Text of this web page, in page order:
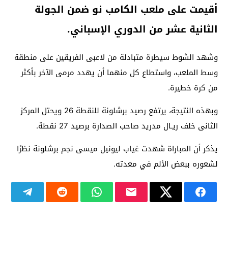
أقيمت على ملعب الكامب نو ضمن الجولة
الثانية عشر من الدوري الإسباني.
وشهد الشوط سيطرة متبادلة من لاعبى الفريقين على منطقة
وسط الملعب، واستطاع كل منهما أن يهدد مرمى الآخر بأكثر
من كرة خطيرة.
وبهذه النتيجة، يرتفع رصيد برشلونة للنقطة 26 ويحتل المركز
الثانى خلف ريـال مدريد صاحب الصدارة برصيد 27 نقطة.
يذكر أن المباراة شهدت غياب ليونيل ميسى نجم برشلونة نظرًا
لشعوره ببعض الألم في معدته.